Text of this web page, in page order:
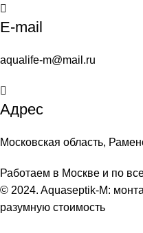
E-mail
aqualife-m@mail.ru
Адрес
Московская область,
Работаем в Москве и по
© 2024. Aquaseptik-M:
разумную стоимость